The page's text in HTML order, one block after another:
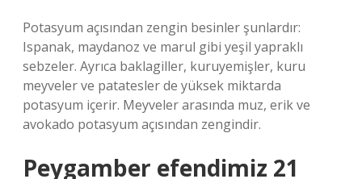
Potasyum açısından zengin besinler şunlardır:
Ispanak, maydanoz ve marul gibi yeşil yapraklı
sebzeler. Ayrıca baklagiller, kuruyemişler, kuru
meyveler ve patatesler de yüksek miktarda
potasyum içerir. Meyveler arasında muz, erik ve
avokado potasyum açısından zengindir.
Peygamber efendimiz 21